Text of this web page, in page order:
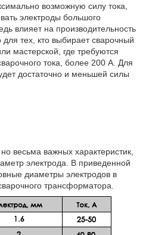
возможную силу тока,
электроды большого
влияет на производительность
тех, кто выбирает сварочный
мастерской, где требуются
тока, более 200 А. Для
достаточно и меньшей силы
весьма важных характеристик,
электрода. В приведенной
диаметры электродов в
трансформатора.